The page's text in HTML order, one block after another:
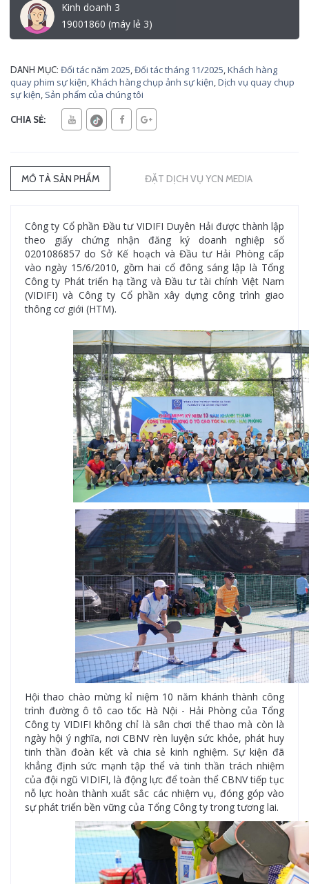
Kinh doanh 3
19001860 (máy lẻ 3)
DANH MỤC: Đối tác năm 2025,Đối tác tháng 11/2025,Khách hàng
quay phim sự kiện,Khách hàng chụp ảnh sự kiện,Dịch vụ quay chụp
sự kiện, Sản phẩm của chúng tôi
CHIA SẺ:
MÔ TẢ SẢN PHẨM ĐẶT DỊCH VỤ YCN MEDIA
Công ty Cổ phần Đầu tư VIDIFI Duyên Hải được thành lập
theo giấy chứng nhận đăng ký doanh nghiệp số
0201086857 do Sở Kế hoạch và Đầu tư Hải Phòng cấp
vào ngày 15/6/2010, gồm hai cổ đông sáng lập là Tổng
Công ty Phát triển hạ tầng và Đầu tư tài chính Việt Nam
(VIDIFI) và Công ty Cổ phần xây dựng công trình giao
thông cơ giới (HTM).
Hội thao chào mừng kỉ niệm 10 năm khánh thành công
trình đường ô tô cao tốc Hà Nội - Hải Phòng của Tổng
Công ty VIDIFI không chỉ là sân chơi thể thao mà còn là
ngày hội ý nghĩa, nơi CBNV rèn luyện sức khỏe, phát huy
tinh thần đoàn kết và chia sẻ kinh nghiệm. Sự kiện đã
khẳng định sức mạnh tập thể và tinh thần trách nhiệm
của đội ngũ VIDIFI, là động lực để toàn thể CBNV tiếp tục
nỗ lực hoàn thành xuất sắc các nhiệm vụ, đóng góp vào
sự phát triển bền vững của Tổng Công ty trong tương lai.